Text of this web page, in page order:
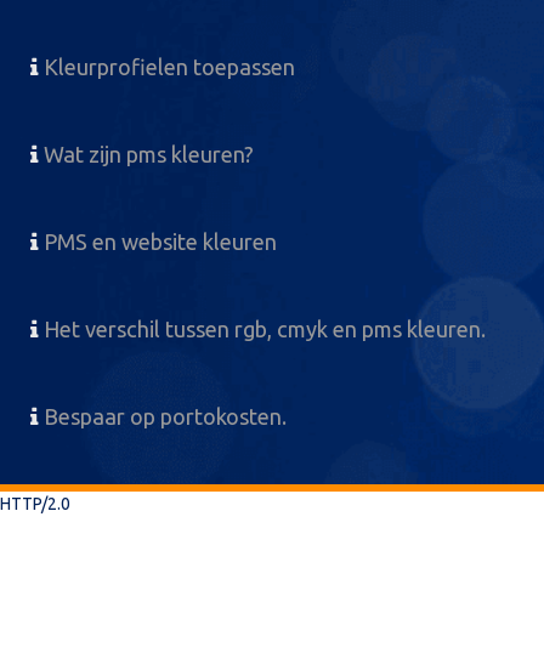
Kleurprofielen toepassen
Wat zijn pms kleuren?
PMS en website kleuren
Het verschil tussen rgb, cmyk en pms kleuren.
Bespaar op portokosten.
HTTP/2.0